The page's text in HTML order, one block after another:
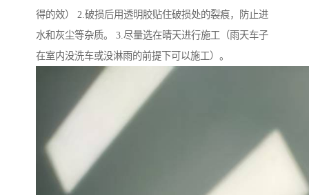
得的效） 2.破损后用透明胶贴住破损处的裂痕，防止进
水和灰尘等杂质。 3.尽量选在晴天进行施工（雨天车子
在室内没洗车或没淋雨的前提下可以施工）。